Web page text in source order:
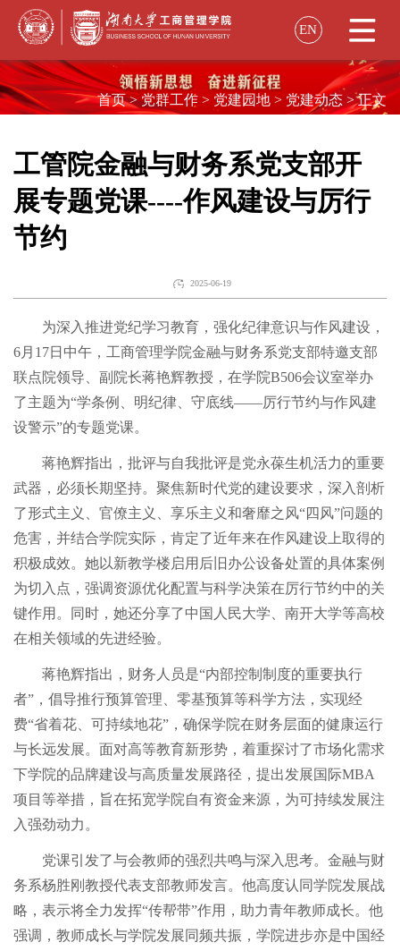
EN
学院概况
院长致辞
学院简介
学院领导
组织机构
教育项目
招生资讯
本科生教育
本科生培养
财务管理专业
信息管理与信息系统专业
电子商务专业
学术学位研究生教育
硕士学位研究生教育
专业学位研究生教育
工商管理专业学位教育管理中心
MBA
会计专业学位教育管理中心 MPAcc
DPAcc EE
博士后科研流动站
师资力量
师资概况
市场学系 管理科学与商业智能系
会计学系
人才引进
校园招聘
职业指导
实习基地
学术科研
论文
2017 2018 2019 2020 2021 2022 2023
2024
2025
著作
2017 2018 2019 2020 2021 2022 2023
2024 2025
项目
2017 2018 2019 2020 2021 2022 2023
2024
2025
2017 2018 2019 2020 2021 2022 2023
2024 2025
国际交流
合作院校
校友中心
校友组织
MBA校友组织
EMBA校友组织 EE校友组织
学院地方同学会
校友风采
校友捐赠
捐赠动态 捐赠链接
校友活动
校友名企
虚拟商学院
秒懂商学
线上课程
党群工作
党建园地
机构设置 通知公告 党建动态 学习园地
党建服务
行政工作
工会工作
工会风采
资料下载
智慧工管与数据库
智慧工管平台
软件与数据库
通知公告
学院公告
教师公告
研究生公告
本科生公告
个人门户
首页>党群工作 > 党建园地 > 党建动态>正文
工管院金融与财务系党支部开
展专题党课----作风建设与厉行
节约
2025-06-19
为深入推进党纪学习教育，强化纪律意识与作风建设，
6月17日中午，工商管理学院金融与财务系党支部特邀支部
联点院领导、副院长蒋艳辉教授，在学院B506会议室举办
了主题为“学条例、明纪律、守底线——厉行节约与作风建
设警示”的专题党课。
蒋艳辉指出，批评与自我批评是党永葆生机活力的重要
武器，必须长期坚持。聚焦新时代党的建设要求，深入剖析
了形式主义、官僚主义、享乐主义和奢靡之风“四风”问题的
危害，并结合学院实际，肯定了近年来在作风建设上取得的
积极成效。她以新教学楼启用后旧办公设备处置的具体案例
为切入点，强调资源优化配置与科学决策在厉行节约中的关
键作用。同时，她还分享了中国人民大学、南开大学等高校
在相关领域的先进经验。
蒋艳辉指出，财务人员是“内部控制制度的重要执行
者”，倡导推行预算管理、零基预算等科学方法，实现经
费“省着花、可持续地花”，确保学院在财务层面的健康运行
与长远发展。面对高等教育新形势，着重探讨了市场化需求
下学院的品牌建设与高质量发展路径，提出发展国际MBA
项目等举措，旨在拓宽学院自有资金来源，为可持续发展注
入强劲动力。
党课引发了与会教师的强烈共鸣与深入思考。金融与财
务系杨胜刚教授代表支部教师发言。他高度认同学院发展战
略，表示将全力发挥“传帮带”作用，助力青年教师成长。他
强调，教师成长与学院发展同频共振，学院进步亦是中国经